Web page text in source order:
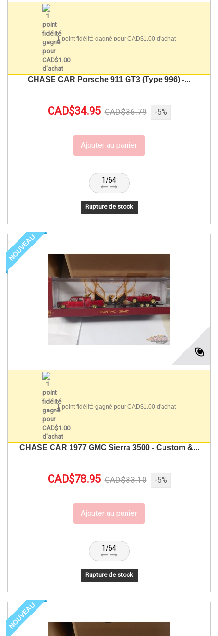
1 point fidélité gagné pour CAD$1.00 d'achat
CHASE CAR Porsche 911 GT3 (Type 996) -...
CAD$34.95 CAD$36.79 -5%
Ajouter au panier
1/64
Rupture de stock
NOUVEAU
1 point fidélité gagné pour CAD$1.00 d'achat
CHASE CAR 1977 GMC Sierra 3500 - Custom &...
CAD$78.95 CAD$83.10 -5%
Ajouter au panier
1/64
Rupture de stock
NOUVEAU